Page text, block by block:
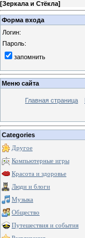
[Зеркала и Стёкла]
Форма входа
Логин:
Пароль:
запомнить
Меню сайта
Главная страница
Categories
Другое
Компьютерные игры
Красота и здоровье
Люди и блоги
Музыка
Общество
Путешествия и события